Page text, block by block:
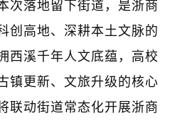
次落地留下街道，是浙商
创高地、深耕本土文脉的
西溪千年人文底蕴，高校
镇更新、文旅升级的核心
联动街道常态化开展浙商